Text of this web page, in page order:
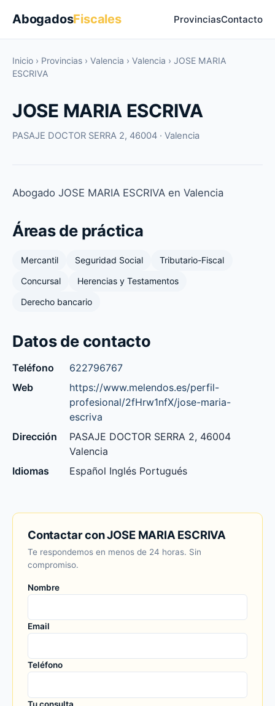
AbogadosFiscales ProvinciasContacto
Inicio › Provincias › Valencia › Valencia › JOSE MARIA
ESCRIVA
JOSE MARIA ESCRIVA
PASAJE DOCTOR SERRA 2, 46004 · Valencia
Abogado JOSE MARIA ESCRIVA en Valencia
Áreas de práctica
Mercantil Seguridad Social
Tributario-Fiscal
Concursal
Herencias y Testamentos
Derecho bancario
Datos de contacto
Teléfono
622796767
Web
https://www.melendos.es/perfil-
profesional/2fHrw1nfX/jose-maria-
escriva
Dirección
PASAJE DOCTOR SERRA 2, 46004
Valencia
Idiomas
Español Inglés Portugués
Contactar con JOSE MARIA ESCRIVA
Te respondemos en menos de 24 horas. Sin
compromiso.
Nombre
Email
Teléfono
Tu consulta